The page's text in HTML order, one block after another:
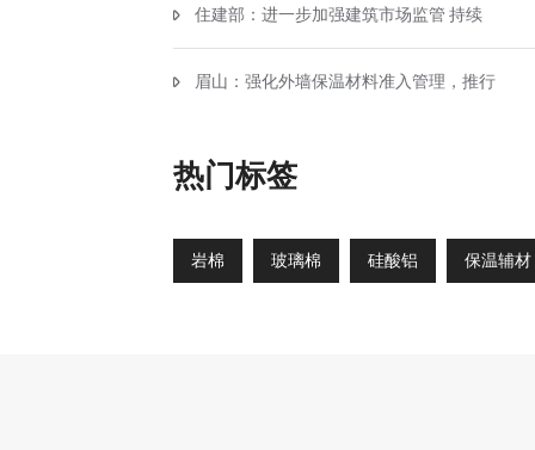
住建部：进一步加强建筑市场监管 持续
眉山：强化外墙保温材料准入管理，推行
热门标签
岩棉 玻璃棉 硅酸铝 保温辅材